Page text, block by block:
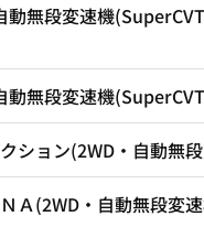
動無段変速機
動無段変速機
ション(2WD・自動無
Ａ(2WD・自動無段変